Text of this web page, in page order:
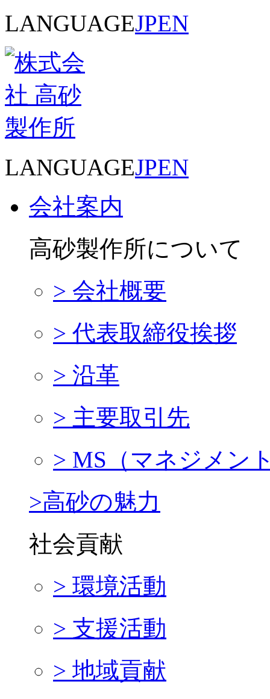
LANGUAGEJPEN
LANGUAGEJPEN
会社案内
高砂製作所について
> 会社概要
> 代表取締役挨拶
> 沿革
> 主要取引先
> MS（マネジメン
>高砂の魅力
社会貢献
> 環境活動
> 支援活動
> 地域貢献